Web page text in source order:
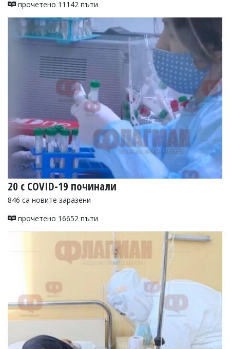
прочетено 11142 пъти
20 с COVID-19 починали
846 са новите заразени
прочетено 16652 пъти